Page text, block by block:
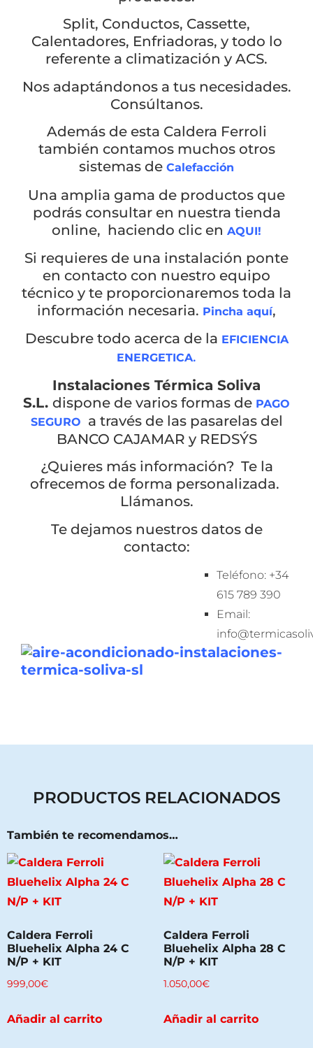
Ver todos los resultados
Split, Conductos, Cassette,
Calentadores, Enfriadoras, y todo lo
referente a climatización y ACS.
Nos adaptándonos a tus necesidades.
Consúltanos.
Además de esta Caldera Ferroli
también contamos muchos otros
sistemas de Calefacción
Una amplia gama de productos que
podrás consultar en nuestra tienda
online, haciendo clic en AQUI!
Si requieres de una instalación ponte
en contacto con nuestro equipo
técnico y te proporcionaremos toda la
información necesaria. Pincha aquí,
Descubre todo acerca de la EFICIENCIA
ENERGETICA.
Instalaciones Térmica Soliva
S.L. dispone de varios formas de PAGO
SEGURO
a través de las pasarelas del
BANCO CAJAMAR y REDSÝS
¿Quieres más información? Te la
ofrecemos de forma personalizada.
Llámanos.
Te dejamos nuestros datos de
contacto:
Teléfono: +34
615 789 390
Email:
PRODUCTOS RELACIONADOS
También te recomendamos…
Caldera Ferroli
Bluehelix Alpha 24 C
N/P + KIT
999,00€
Añadir al carrito
Caldera Ferroli
Bluehelix Alpha 28 C
N/P + KIT
1.050,00€
Añadir al carrito